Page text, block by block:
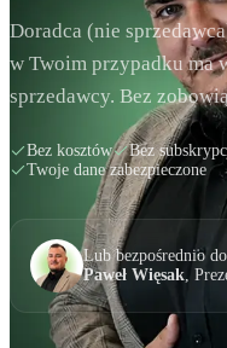
Doradca (nie
w Twoim przypadku ma
sprzedawcy. Bez
Bez kosztów Bez
Twoje dane zabezpieczone
Lub bezpośrednio
Paweł Więsak,